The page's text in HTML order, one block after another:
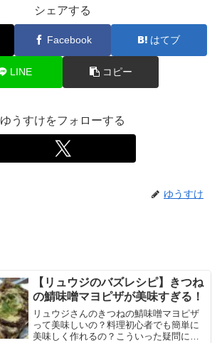
シェアする
Facebook はてブ
LINE コピー
ゆうすけをフォローする
ゆうすけ
【リュウジのバズレシピ】きつね
の鯖味噌マヨピザが美味すぎる！
リュウジさんのきつねの鯖味噌マヨピザ
って美味しいの？料理初心者でも簡単に
美味しく作れるの？こういった疑問にこ